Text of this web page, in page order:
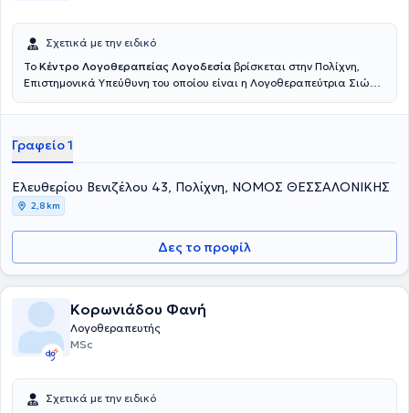
Σχετικά με την ειδικό
Το Κέντρο Λογοθεραπείας Λογοδεσία βρίσκεται στην Πολίχνη,
Επιστημονικά Υπεύθυνη του οποίου είναι η Λογοθεραπεύτρια Σιώκη
Ιωαννίνων και διαθέτει αξιόλογη κλινική εμπειρία έχοντας
Κέντρο Λογοθεραπείας Λογοδεσία απευθύνεται τόσο σε παιδιά όσο
και σε ενήλικες και είναι ένα κέντρο εξειδικευμένο στον Αυτισμό,
στις Μαθησιακές δυσκολίες και στον Τραυλισμό.
Γραφείο 1
Ελευθερίου Βενιζέλου 43, Πολίχνη, ΝΟΜΟΣ ΘΕΣΣΑΛΟΝΙΚΗΣ
2,8 km
Δες το προφίλ
Κορωνιάδου Φανή
Λογοθεραπευτής
MSc
Σχετικά με την ειδικό